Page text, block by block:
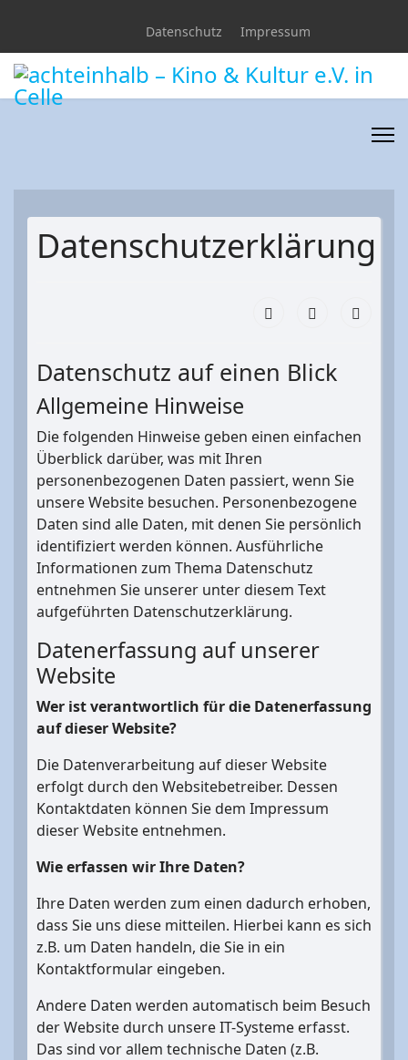
Impressum
Datenschutz
Datenschutzerklärung
Datenschutz auf einen Blick
Allgemeine Hinweise
Die folgenden Hinweise geben einen einfachen
Überblick darüber, was mit Ihren
personenbezogenen Daten passiert, wenn Sie
unsere Website besuchen. Personenbezogene
Daten sind alle Daten, mit denen Sie persönlich
identifiziert werden können. Ausführliche
Informationen zum Thema Datenschutz
entnehmen Sie unserer unter diesem Text
aufgeführten Datenschutzerklärung.
Datenerfassung auf unserer
Website
Wer ist verantwortlich für die Datenerfassung
auf dieser Website?
Die Datenverarbeitung auf dieser Website
erfolgt durch den Websitebetreiber. Dessen
Kontaktdaten können Sie dem Impressum
dieser Website entnehmen.
Wie erfassen wir Ihre Daten?
Ihre Daten werden zum einen dadurch erhoben,
dass Sie uns diese mitteilen. Hierbei kann es sich
z.B. um Daten handeln, die Sie in ein
Kontaktformular eingeben.
Andere Daten werden automatisch beim Besuch
der Website durch unsere IT-Systeme erfasst.
Das sind vor allem technische Daten (z.B.